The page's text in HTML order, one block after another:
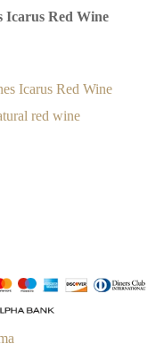
Icarus Red Wine